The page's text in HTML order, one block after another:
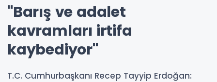
"Barış ve adalet
kavramları irtifa
kaybediyor"
T.C. Cumhurbaşkanı Recep Tayyip Erdoğan: